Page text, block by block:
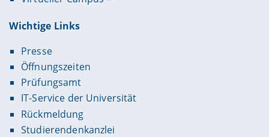
Wichtige Links
Presse
Öffnungszeiten
Prüfungsamt
IT-Service der Universität
Rückmeldung
Studierendenkanzlei